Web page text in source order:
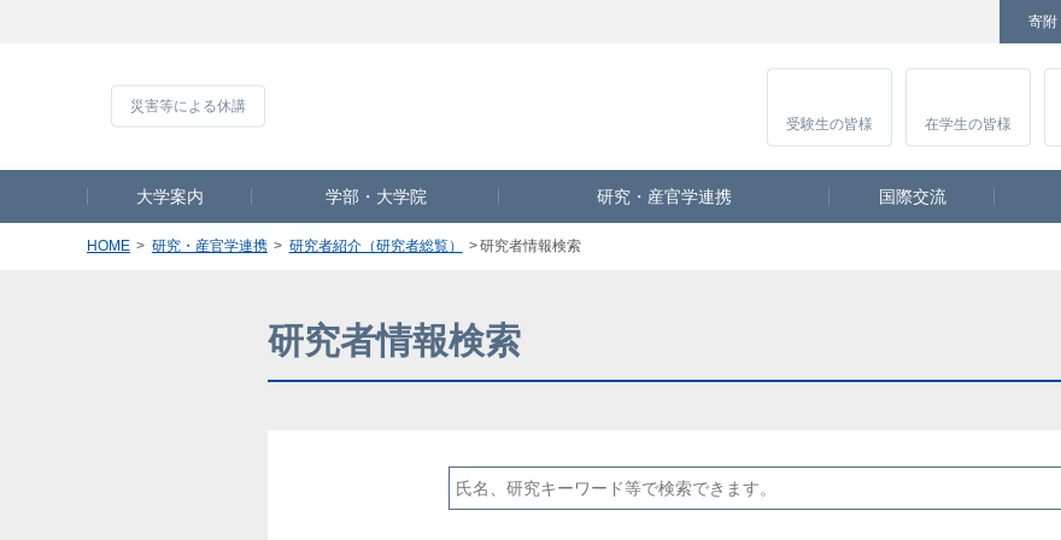
寄附
Instagram
受験生の皆様 在学生の皆様
大学案内 学部・大学院 研究・産官学連携 国際交流
HOME 研究・産官学連携 研究者紹介（研究者総覧） 研究者情報検索
研究者情報検索